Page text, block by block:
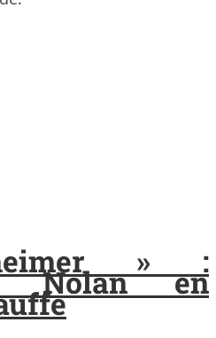
» :
Nolan en